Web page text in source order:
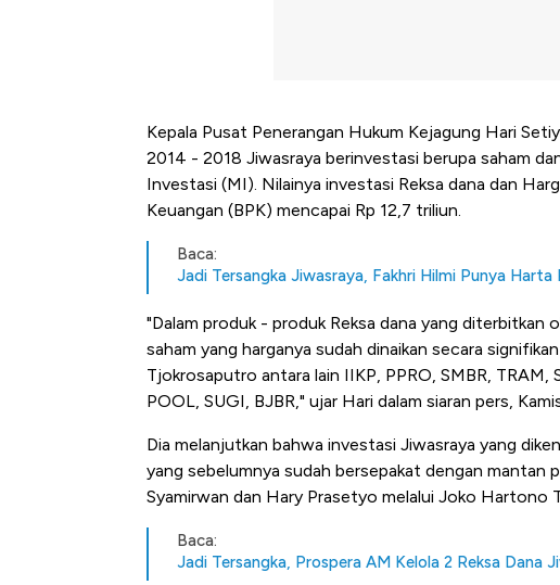
Kepala Pusat Penerangan Hukum Kejagung Hari
2014 - 2018 Jiwasraya berinvestasi berupa saham
Investasi (MI). Nilainya investasi Reksa dana dan
Keuangan (BPK) mencapai Rp 12,7 triliun.
Baca:
Jadi Tersangka Jiwasraya, Fakhri Hilmi Punya Harta
"Dalam produk - produk Reksa dana yang
saham yang harganya sudah dinaikan secara
Tjokrosaputro antara lain IIKP, PPRO, SMBR, TRAM,
POOL, SUGI, BJBR," ujar Hari dalam siaran pers,
Dia melanjutkan bahwa investasi Jiwasraya yang
yang sebelumnya sudah bersepakat dengan mantan
Syamirwan dan Hary Prasetyo melalui Joko Hartono
Baca:
Jadi Tersangka, Prospera AM Kelola 2 Reksa Dana
Alas Kaki Tumbuh Double Digit